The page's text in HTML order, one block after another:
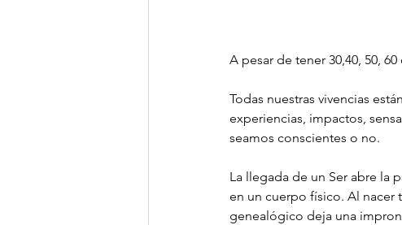
A pesar de tener 30,40, 50,
Todas nuestras vivencias
experiencias, impactos,
seamos conscientes o no.
La llegada de un Ser abre la
en un cuerpo físico. Al nacer
genealógico deja una